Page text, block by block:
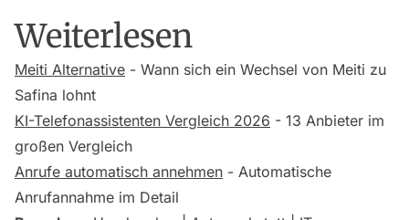
Weiterlesen
Meiti Alternative - Wann sich ein Wechsel von Meiti zu
Safina lohnt
KI-Telefonassistenten Vergleich 2026 - 13 Anbieter im
großen Vergleich
Anrufe automatisch annehmen - Automatische
Anrufannahme im Detail